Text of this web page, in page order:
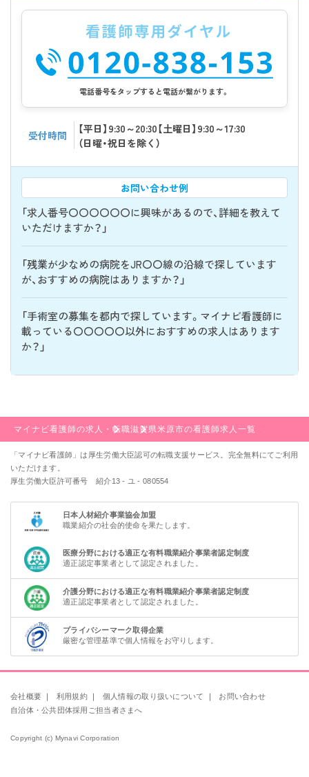
電話番号をタップすると電話が繋がります。
受付時間
【平日】9:30～20:30【土曜日】9:30～17:30
（日曜・祝日を除く）
お問い合わせ例
「求人番号〇〇〇〇〇〇に興味があるので、詳細を教えて
いただけますか？」
「残業が少なめの病院をJR〇〇線の沿線で探しています
が、おすすめの病院はありますか？」
「手術室の募集を都内で探しています。マイナビ看護師に
載っている〇〇〇〇〇以外におすすめの求人はあります
か？」
マイナビ看護師の求人・転職滋賀県米原市の看護師求人一覧
「マイナビ看護師」は厚生労働大臣認可の転職支援サービス。完全無料にてご利用
いただけます。
厚生労働大臣許可番号 紹介13 - ユ - 080554
日本人材紹介事業協会加盟
職業紹介の社会的使命を果たします。
医療分野における適正な有料職業紹介事業者認定制度
適正認定事業者として認定されました。
介護分野における適正な有料職業紹介事業者認定制度
適正認定事業者として認定されました。
プライバシーマーク取得企業
厳密な管理基準で個人情報をお守りします。
会社概要 ｜ 利用規約 ｜ 個人情報の取り扱いについて ｜
お問い合わせ
自治体・公共団体採用ご担当者さまへ
Copyright (c) Mynavi Corporation